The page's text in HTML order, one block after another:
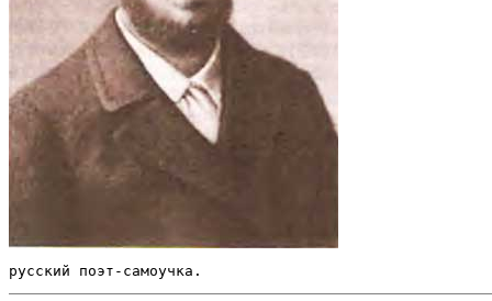
русский поэт-самоучка.